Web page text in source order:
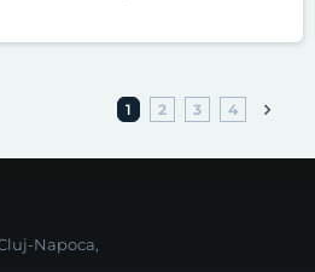
1 2 3 4
Napoca,